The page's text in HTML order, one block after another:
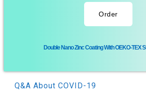
Order
Double Nano Zinc Coating With OEKO-TEX
Q&A About COVID-19